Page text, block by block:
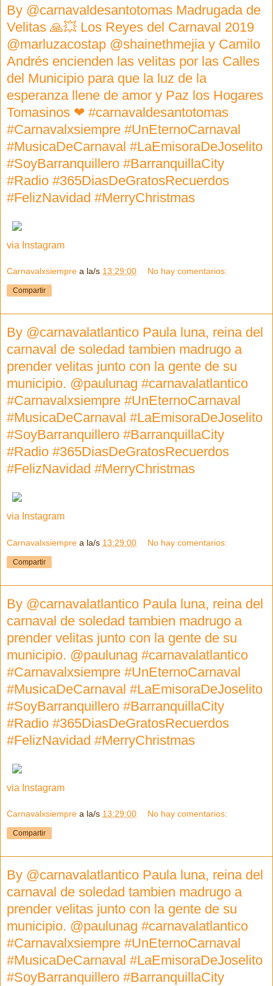
By @carnavaldesantotomas Madrugada de
Velitas 🙏💥 Los Reyes del Carnaval 2019
@marluzacostap @shainethmejia y Camilo
Andrés encienden las velitas por las Calles
del Municipio para que la luz de la
esperanza llene de amor y Paz los Hogares
Tomasinos ❤ #carnavaldesantotomas
#Carnavalxsiempre #UnEternoCarnaval
#MusicaDeCarnaval #LaEmisoraDeJoselito
#SoyBarranquillero #BarranquillaCity
#Radio #365DiasDeGratosRecuerdos
#FelizNavidad #MerryChristmas
via Instagram
Carnavalxsiempre a la/s 13:29:00 No hay comentarios:
Compartir
By @carnavalatlantico Paula luna, reina del
carnaval de soledad tambien madrugo a
prender velitas junto con la gente de su
municipio. @paulunag #carnavalatlantico
#Carnavalxsiempre #UnEternoCarnaval
#MusicaDeCarnaval #LaEmisoraDeJoselito
#SoyBarranquillero #BarranquillaCity
#Radio #365DiasDeGratosRecuerdos
#FelizNavidad #MerryChristmas
via Instagram
Carnavalxsiempre a la/s 13:29:00 No hay comentarios:
Compartir
By @carnavalatlantico Paula luna, reina del
carnaval de soledad tambien madrugo a
prender velitas junto con la gente de su
municipio. @paulunag #carnavalatlantico
#Carnavalxsiempre #UnEternoCarnaval
#MusicaDeCarnaval #LaEmisoraDeJoselito
#SoyBarranquillero #BarranquillaCity
#Radio #365DiasDeGratosRecuerdos
#FelizNavidad #MerryChristmas
via Instagram
Carnavalxsiempre a la/s 13:29:00 No hay comentarios:
Compartir
By @carnavalatlantico Paula luna, reina del
carnaval de soledad tambien madrugo a
prender velitas junto con la gente de su
municipio. @paulunag #carnavalatlantico
#Carnavalxsiempre #UnEternoCarnaval
#MusicaDeCarnaval #LaEmisoraDeJoselito
#SoyBarranquillero #BarranquillaCity